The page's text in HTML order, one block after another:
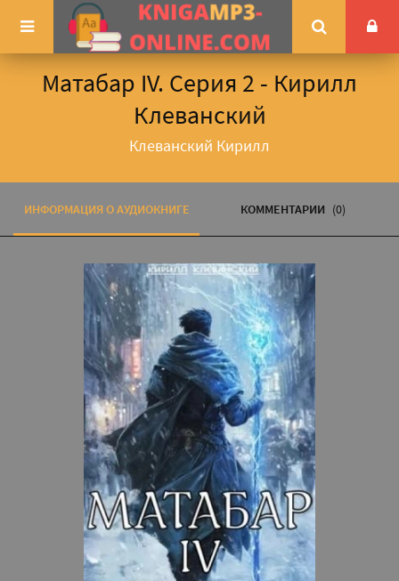
Матабар IV. Серия 2 - Кирилл
Клеванский
Клеванский Кирилл
ИНФОРМАЦИЯ О АУДИОКНИГЕ КОММЕНТАРИИ (0)